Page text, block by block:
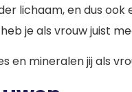
lichaam, en dus
je als vrouw juist
en mineralen jij als